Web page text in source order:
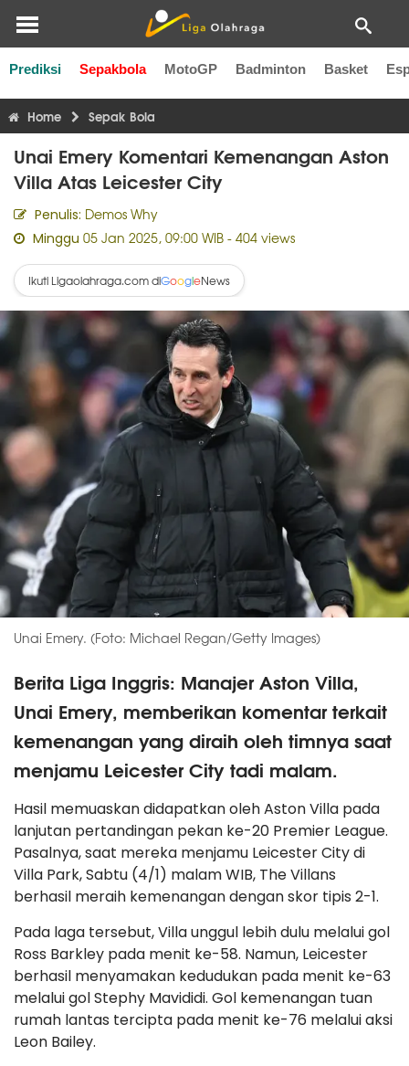
Prediksi Sepakbola MotoGP Badminton Basket
Liga Inggris Liga Italia Liga Spanyol Liga Perancis
Home Sepak Bola
Unai Emery Komentari Kemenangan Aston
Villa Atas Leicester City
Penulis: Demos Why
Minggu 05 Jan 2025, 09:00 WIB - 404 views
Ikuti Ligaolahraga.com diGoogleNews
Unai Emery. (Foto: Michael Regan/Getty Images)
Berita Liga Inggris: Manajer Aston Villa,
Unai Emery, memberikan komentar terkait
kemenangan yang diraih oleh timnya saat
menjamu Leicester City tadi malam.
Hasil memuaskan didapatkan oleh Aston Villa pada
lanjutan pertandingan pekan ke-20 Premier League.
Pasalnya, saat mereka menjamu Leicester City di
Villa Park, Sabtu (4/1) malam WIB, The Villans
berhasil meraih kemenangan dengan skor tipis 2-1.
Pada laga tersebut, Villa unggul lebih dulu melalui gol
Ross Barkley pada menit ke-58. Namun, Leicester
berhasil menyamakan kedudukan pada menit ke-63
melalui gol Stephy Mavididi. Gol kemenangan tuan
rumah lantas tercipta pada menit ke-76 melalui aksi
Leon Bailey.